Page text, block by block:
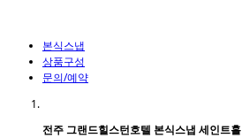
본식스냅
상품구성
문의/예약
전주 그랜드힐스턴호텔 본식스냅 세인트홀